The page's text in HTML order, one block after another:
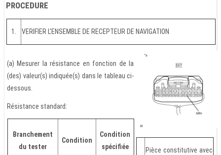
PROCEDURE
1. VERIFIER L'ENSEMBLE DE RECEPTEUR DE NAVIGATION
(a) Mesurer la résistance en fonction de la
(des) valeur(s) indiquée(s) dans le tableau ci-
dessous.
Résistance standard:
Branchement
du tester
Condition
Condition
spécifiée
Pièce constitutive avec